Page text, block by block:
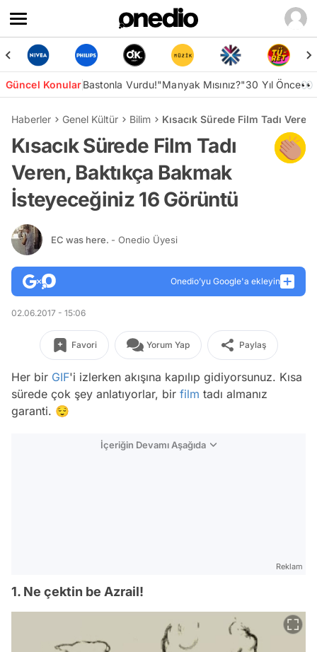
Güncel KonularBastonla Vurdu!"Manyak Mısınız?"30 Yıl Önce👀
Haberler Genel Kültür Bilim Kısacık Sürede Film Tadı
Kısacık Sürede Film Tadı
Veren, Baktıkça Bakmak
İsteyeceğiniz 16 Görüntü
EC was here. - Onedio Üyesi
Onedio’yu Google'a ekleyin
02.06.2017 - 15:06
Favori Yorum Yap Paylaş
Her bir GIF'i izlerken akışına kapılıp gidiyorsunuz. Kısa
sürede çok şey anlatıyorlar, bir film tadı almanız
garanti. 😌
İçeriğin Devamı Aşağıda
Reklam
1. Ne çektin be Azrail!